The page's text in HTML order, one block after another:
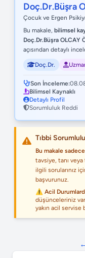
Doç.Dr.Büşra
Çocuk ve Ergen
Bu makale, bilimsel
Doç.Dr.Büşra OLCAY
açısından detaylı
Doç.Dr.
Son İnceleme:
Bilimsel Kaynaklı
Detaylı Profil
Sorumluluk Reddi
Tıbbi
Bu makale
tavsiye, tanı
ilgili sorularınız
başvurunuz.
⚠️ Acil
düşünceleriniz
yakın acil servise